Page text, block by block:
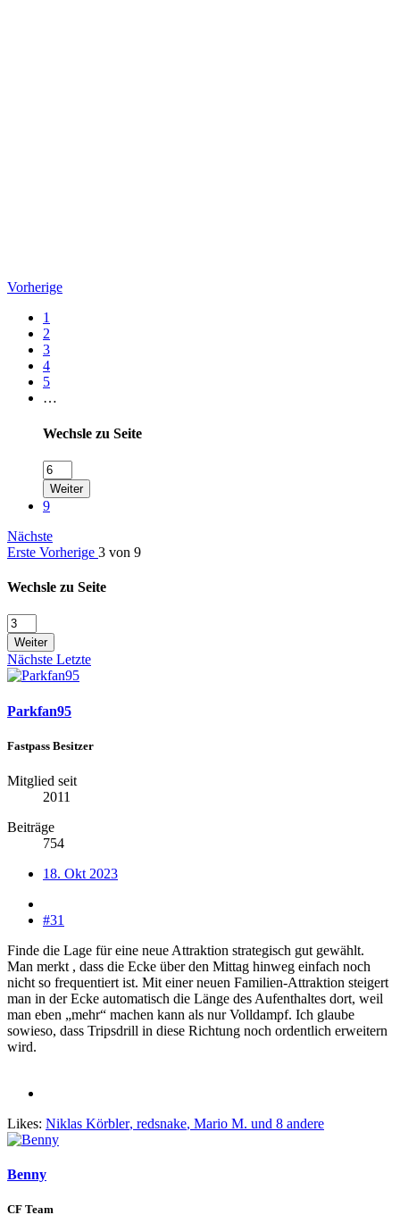
Vorherige
1
2
3
4
5
…
Wechsle zu Seite
Weiter
9
Nächste
Erste Vorherige 3 von 9
Wechsle zu Seite
Weiter
Nächste Letzte
Parkfan95
Fastpass Besitzer
Mitglied seit
2011
Beiträge
754
18. Okt 2023
#31
Finde die Lage für eine neue Attraktion strategisch gut gewählt.
Man merkt , dass die Ecke über den Mittag hinweg einfach noch
nicht so frequentiert ist. Mit einer neuen Familien-Attraktion steigert
man in der Ecke automatisch die Länge des Aufenthaltes dort, weil
man eben „mehr“ machen kann als nur Volldampf. Ich glaube
sowieso, dass Tripsdrill in diese Richtung noch ordentlich erweitern
wird.
Likes: Niklas Körbler, redsnake, Mario M. und 8 andere
Benny
CF Team